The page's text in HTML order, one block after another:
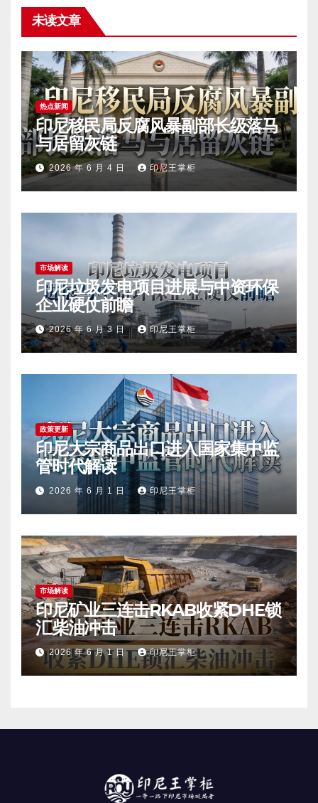
未读文章
热点新闻
印尼移民局反腐风暴副部长级落马
与居留灰链
2026 年 6 月 4 日 印尼王掌柜
市场解读
印尼垃圾发电项目进展与中资环保
企业硬仗前瞻
2026 年 6 月 3 日 印尼王掌柜
政策更新
印尼大宗商品出口进入国家集中监
管时代解读
2026 年 6 月 1 日 印尼王掌柜
市场解读
印尼矿业三连击RKAB收紧DHE锁
汇柴油冲击
2026 年 6 月 1 日 印尼王掌柜